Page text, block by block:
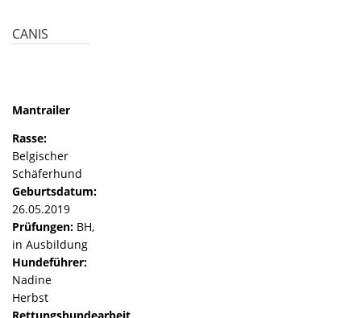
CANIS
Mantrailer
Rasse:
Belgischer
Schäferhund
Geburtsdatum:
26.05.2019
Prüfungen: BH,
in Ausbildung
Hundeführer:
Nadine
Herbst